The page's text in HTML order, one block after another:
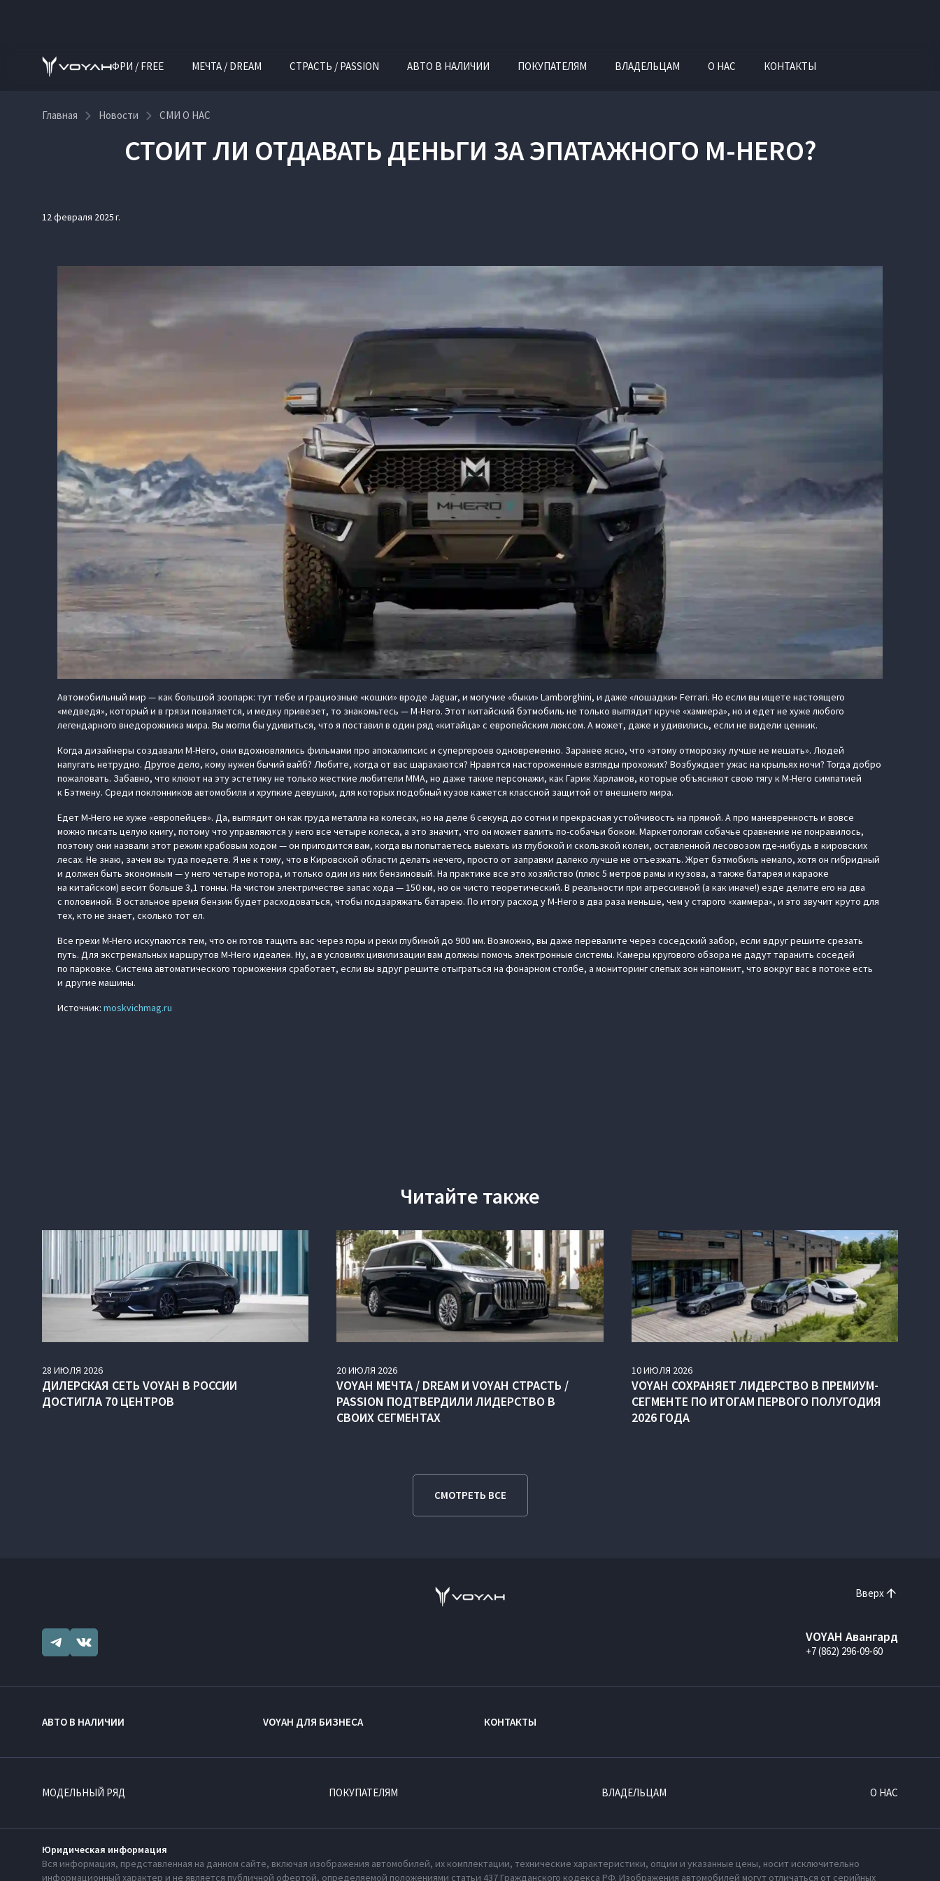
ФРИ / FREE МЕЧТА / DREAM СТРАСТЬ / PASSION АВТО В НАЛИЧИИ ПОКУПАТЕЛЯМ ВЛАДЕЛЬЦАМ О НАС КОНТАКТЫ
Главная Новости СМИ О НАС
СТОИТ ЛИ ОТДАВАТЬ ДЕНЬГИ ЗА ЭПАТАЖНОГО M-HERO?
12 февраля 2025 г.
Автомобильный мир — как большой зоопарк: тут тебе и грациозные «кошки» вроде Jaguar, и могучие «быки» Lamborghini, и даже «лошадки» Ferrari. Но если вы ищете настоящего
«медведя», который и в грязи поваляется, и медку привезет, то знакомьтесь — M-Hero. Этот китайский бэтмобиль не только выглядит круче «хаммера», но и едет не хуже любого
легендарного внедорожника мира. Вы могли бы удивиться, что я поставил в один ряд «китайца» с европейским люксом. А может, даже и удивились, если не видели ценник.
Когда дизайнеры создавали M-Hero, они вдохновлялись фильмами про апокалипсис и супергероев одновременно. Заранее ясно, что «этому отморозку лучше не мешать». Людей
напугать нетрудно. Другое дело, кому нужен бычий вайб? Любите, когда от вас шарахаются? Нравятся настороженные взгляды прохожих? Возбуждает ужас на крыльях ночи? Тогда добро
пожаловать. Забавно, что клюют на эту эстетику не только жесткие любители ММА, но даже такие персонажи, как Гарик Харламов, которые объясняют свою тягу к M-Hero симпатией
к Бэтмену. Среди поклонников автомобиля и хрупкие девушки, для которых подобный кузов кажется классной защитой от внешнего мира.
Едет M-Hero не хуже «европейцев». Да, выглядит он как груда металла на колесах, но на деле 6 секунд до сотни и прекрасная устойчивость на прямой. А про маневренность и вовсе
можно писать целую книгу, потому что управляются у него все четыре колеса, а это значит, что он может валить по-собачьи боком. Маркетологам собачье сравнение не понравилось,
поэтому они назвали этот режим крабовым ходом — он пригодится вам, когда вы попытаетесь выехать из глубокой и скользкой колеи, оставленной лесовозом где-нибудь в кировских
лесах. Не знаю, зачем вы туда поедете. Я не к тому, что в Кировской области делать нечего, просто от заправки далеко лучше не отъезжать. Жрет бэтмобиль немало, хотя он гибридный
и должен быть экономным — у него четыре мотора, и только один из них бензиновый. На практике все это хозяйство (плюс 5 метров рамы и кузова, а также батарея и караоке
на китайском) весит больше 3,1 тонны. На чистом электричестве запас хода — 150 км, но он чисто теоретический. В реальности при агрессивной (а как иначе!) езде делите его на два
с половиной. В остальное время бензин будет расходоваться, чтобы подзаряжать батарею. По итогу расход у M-Hero в два раза меньше, чем у старого «хаммера», и это звучит круто для
тех, кто не знает, сколько тот ел.
Все грехи M-Hero искупаются тем, что он готов тащить вас через горы и реки глубиной до 900 мм. Возможно, вы даже перевалите через соседский забор, если вдруг решите срезать
путь. Для экстремальных маршрутов M-Hero идеален. Ну, а в условиях цивилизации вам должны помочь электронные системы. Камеры кругового обзора не дадут таранить соседей
по парковке. Система автоматического торможения сработает, если вы вдруг решите отыграться на фонарном столбе, а мониторинг слепых зон напомнит, что вокруг вас в потоке есть
и другие машины.
Источник: moskvichmag.ru
Читайте также
28 ИЮЛЯ 2026
ДИЛЕРСКАЯ СЕТЬ VOYAH В РОССИИ
ДОСТИГЛА 70 ЦЕНТРОВ
20ИЮЛЯ 2026
VOYAH МЕЧТА / DREAM И VOYAH СТРАСТЬ /
PASSION ПОДТВЕРДИЛИ ЛИДЕРСТВО В
СВОИХ СЕГМЕНТАХ
10ИЮЛЯ 2026
VOYAH СОХРАНЯЕТ ЛИДЕРСТВО В ПРЕМИУМ-
СЕГМЕНТЕ ПО ИТОГАМ ПЕРВОГО ПОЛУГОДИЯ
2026 ГОДА
СМОТРЕТЬ ВСЕ
Вверх
VOYAH Авангард
+7 (862) 296-09-60
АВТО В НАЛИЧИИ VOYAH ДЛЯ БИЗНЕСА КОНТАКТЫ
МОДЕЛЬНЫЙ РЯД ПОКУПАТЕЛЯМ ВЛАДЕЛЬЦАМ О НАС
Юридическая информация
Вся информация, представленная на данном сайте, включая изображения автомобилей, их комплектации, технические характеристики, опции и указанные цены, носит исключительно
информационный характер и не является публичной офертой, определяемой положениями статьи 437 Гражданского кодекса РФ. Изображения автомобилей могут отличаться от серийных